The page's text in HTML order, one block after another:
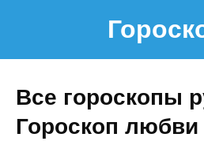
Все гороскопы
Гороскоп любви